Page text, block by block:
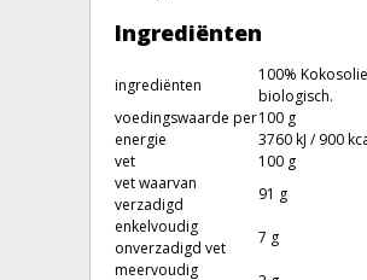
Ingrediënten
ingrediënten
100%
biologisch.
voedingswaarde per100 g
energie
3760 kJ / 900
vet
100 g
vet waarvan
verzadigd
91 g
enkelvoudig
onverzadigd vet
7 g
meervoudig